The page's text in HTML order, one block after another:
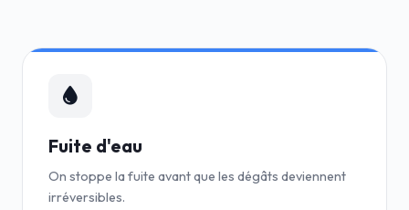
Fuite d'eau
On stoppe la fuite avant que les dégâts deviennent
irréversibles.